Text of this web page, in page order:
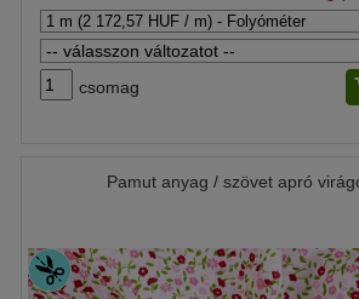
csomag
Pamut anyag / szövet apró